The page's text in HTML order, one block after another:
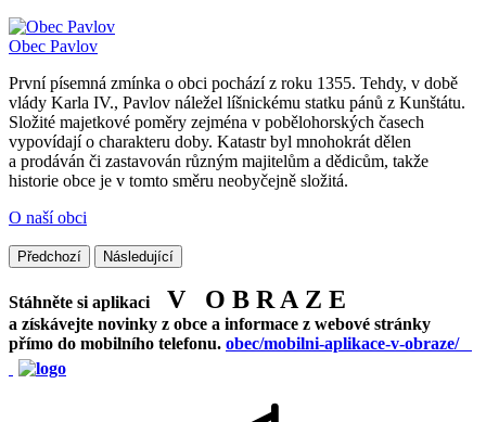
Obec Pavlov
První písemná zmínka o obci pochází z roku 1355. Tehdy, v době
vlády Karla IV., Pavlov náležel líšnickému statku pánů z Kunštátu.
Složité majetkové poměry zejména v pobělohorských časech
vypovídají o charakteru doby. Katastr byl mnohokrát dělen
a prodáván či zastavován různým majitelům a dědicům, takže
historie obce je v tomto směru neobyčejně složitá.
O naší obci
Předchozí Následující
Stáhněte si aplikaci V O B R A Z E
a získávejte novinky z obce a informace z webové stránky
přímo do mobilního telefonu. obec/mobilni-aplikace-v-obraze/